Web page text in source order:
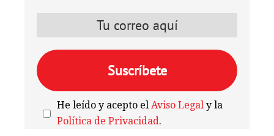
He leído y acepto elAviso Legal y la
Política de Privacidad.